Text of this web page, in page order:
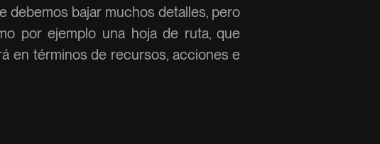
debemos bajar muchos detalles, pero
por ejemplo una hoja de ruta, que
en términos de recursos, acciones e